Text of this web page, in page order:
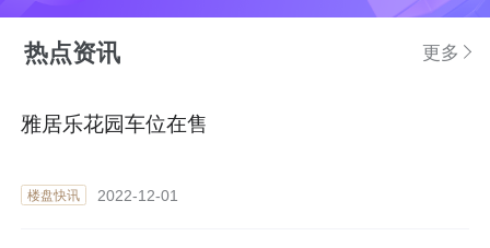
热点资讯 更多
雅居乐花园车位在售
楼盘快讯 2022-12-01